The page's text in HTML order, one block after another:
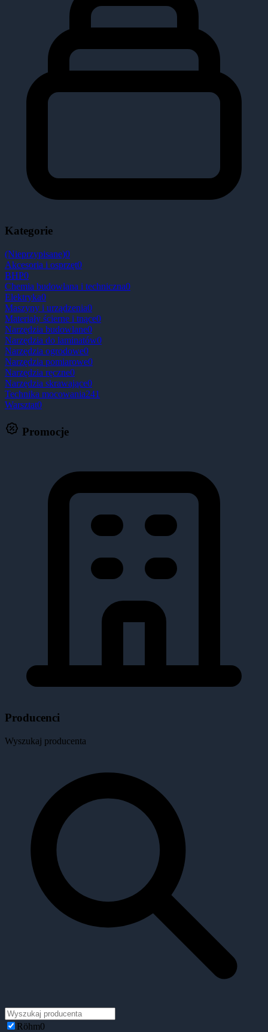
Kategorie
(Nieprzypisane)0
Akcesoria i osprzęt0
BHP0
Chemia budowlana i techniczna0
Elektryka0
Maszyny i urządzenia0
Materiały ścierne i tnące0
Narzędzia budowlane0
Narzędzia do laminatów0
Narzędzia ogrodowe0
Narzędzia pomiarowe0
Narzędzia ręczne0
Narzędzia skrawające0
Technika mocowania241
Warsztat0
Promocje
Producenci
Wyszukaj producenta
Röhm0